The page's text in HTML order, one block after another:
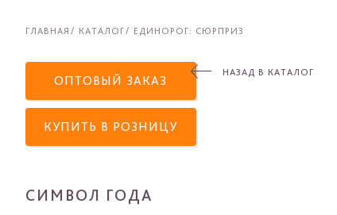
ГЛАВНАЯ КАТАЛОГ ЕДИНОРОГ: СЮРПРИЗ
ОПТОВЫЙ ЗАКАЗ
КУПИТЬ В РОЗНИЦУ
СИМВОЛ ГОДА
НАЗАД В КАТАЛОГ